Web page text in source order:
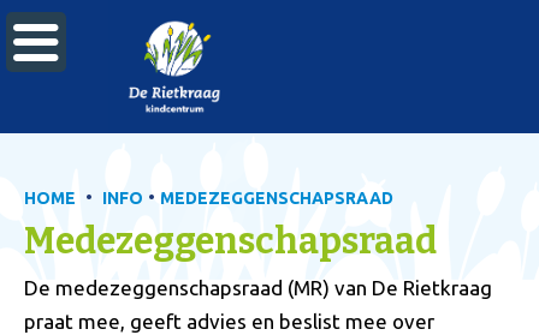

HOME • INFO • MEDEZEGGENSCHAPSRAAD
Medezeggenschapsraad
De medezeggenschapsraad (MR) van De Rietkraag
praat mee, geeft advies en beslist mee over